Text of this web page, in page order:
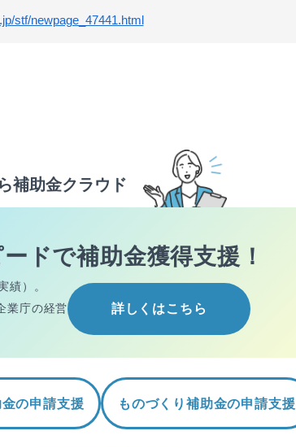
stf/newpage_47441.html
補助金クラウド
ドで補助金獲得支援！
績）。
業庁の経営
詳しくはこちら
の申請支援 ものづくり補助金の申請支援